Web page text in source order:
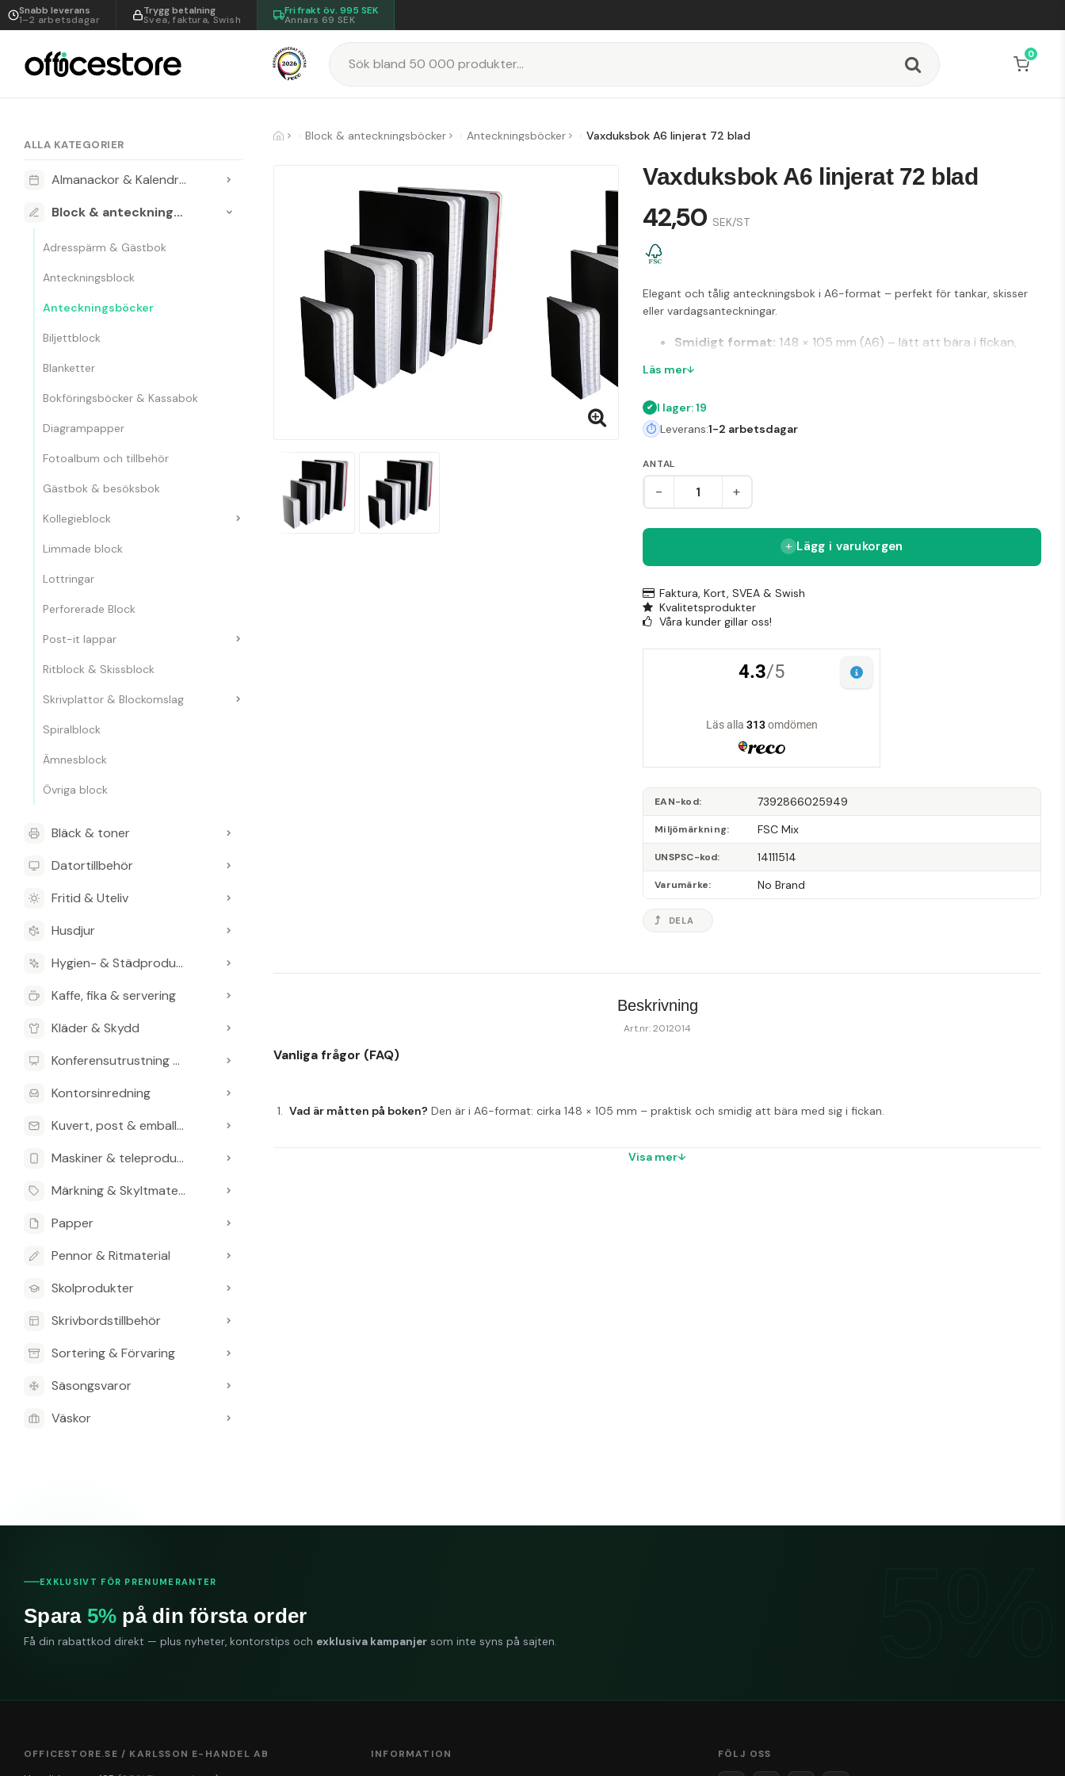
Snabb leverans
1–2 arbetsdagar
Trygg betalning
Svea, faktura, Swish
Fri frakt öv. 995 SEK
Annars 69 SEK
0
ALLA KATEGORIER
Almanackor & Kalendrar
Block & anteckningsböcker
Adresspärm & Gästbok
Anteckningsblock
Anteckningsböcker
Biljettblock
Blanketter
Bokföringsböcker & Kassabok
Diagrampapper
Fotoalbum och tillbehör
Gästbok & besöksbok
Kollegieblock
Limmade block
Lottringar
Perforerade Block
Post-it lappar
Ritblock & Skissblock
Skrivplattor & Blockomslag
Spiralblock
Ämnesblock
Övriga block
Bläck & toner
Datortillbehör
Fritid & Uteliv
Husdjur
Hygien- & Städprodukter
Kaffe, fika & servering
Kläder & Skydd
Konferensutrustning & Presentationsutrustning
Kontorsinredning
Kuvert, post & emballage
Maskiner & teleprodukter
Märkning & Skyltmaterial
Papper
Pennor & Ritmaterial
Skolprodukter
Skrivbordstillbehör
Sortering & Förvaring
Säsongsvaror
Väskor
Block & anteckningsböcker Anteckningsböcker Vaxduksbok A6 linjerat 72 blad
Vaxduksbok A6 linjerat 72 blad
42,50 SEK/ST
Elegant och tålig anteckningsbok i A6-format – perfekt för tankar, skisser
eller vardagsanteckningar.
Smidigt format: 148 × 105 mm (A6) – lätt att bära i fickan,
och ger ett stilrent, professionellt uttryck.
Linjerade sidor:Lätt att skriva raka texter – perfekt för
PVC-fri:
Hållbar och miljömedveten design.
blocket känns klumpigt.
Läs mer
I lager: 19
Leverans:1-2 arbetsdagar
ANTAL
- +
Lägg i varukorgen
Faktura, Kort, SVEA & Swish
Kvalitetsprodukter
Våra kunder gillar oss!
EAN-kod 7392866025949
Miljömärkning FSC Mix
UNSPSC-kod 14111514
Varumärke No Brand
DELA
Beskrivning
Art.nr: 2012014
Vanliga frågor (FAQ)
Vad är måtten på boken? Den är i A6-format: cirka 148 × 105 mm – praktisk och smidig att bära med sig i fickan.
Visa mer
OFFICESTORE.SE / KARLSSON E-HANDEL AB INFORMATION FÖLJ OSS
EXKLUSIVT FÖR PRENUMERANTER
Spara 5% på din första order
Få din rabattkod direkt — plus nyheter, kontorstips och exklusiva kampanjer som inte syns på sajten.